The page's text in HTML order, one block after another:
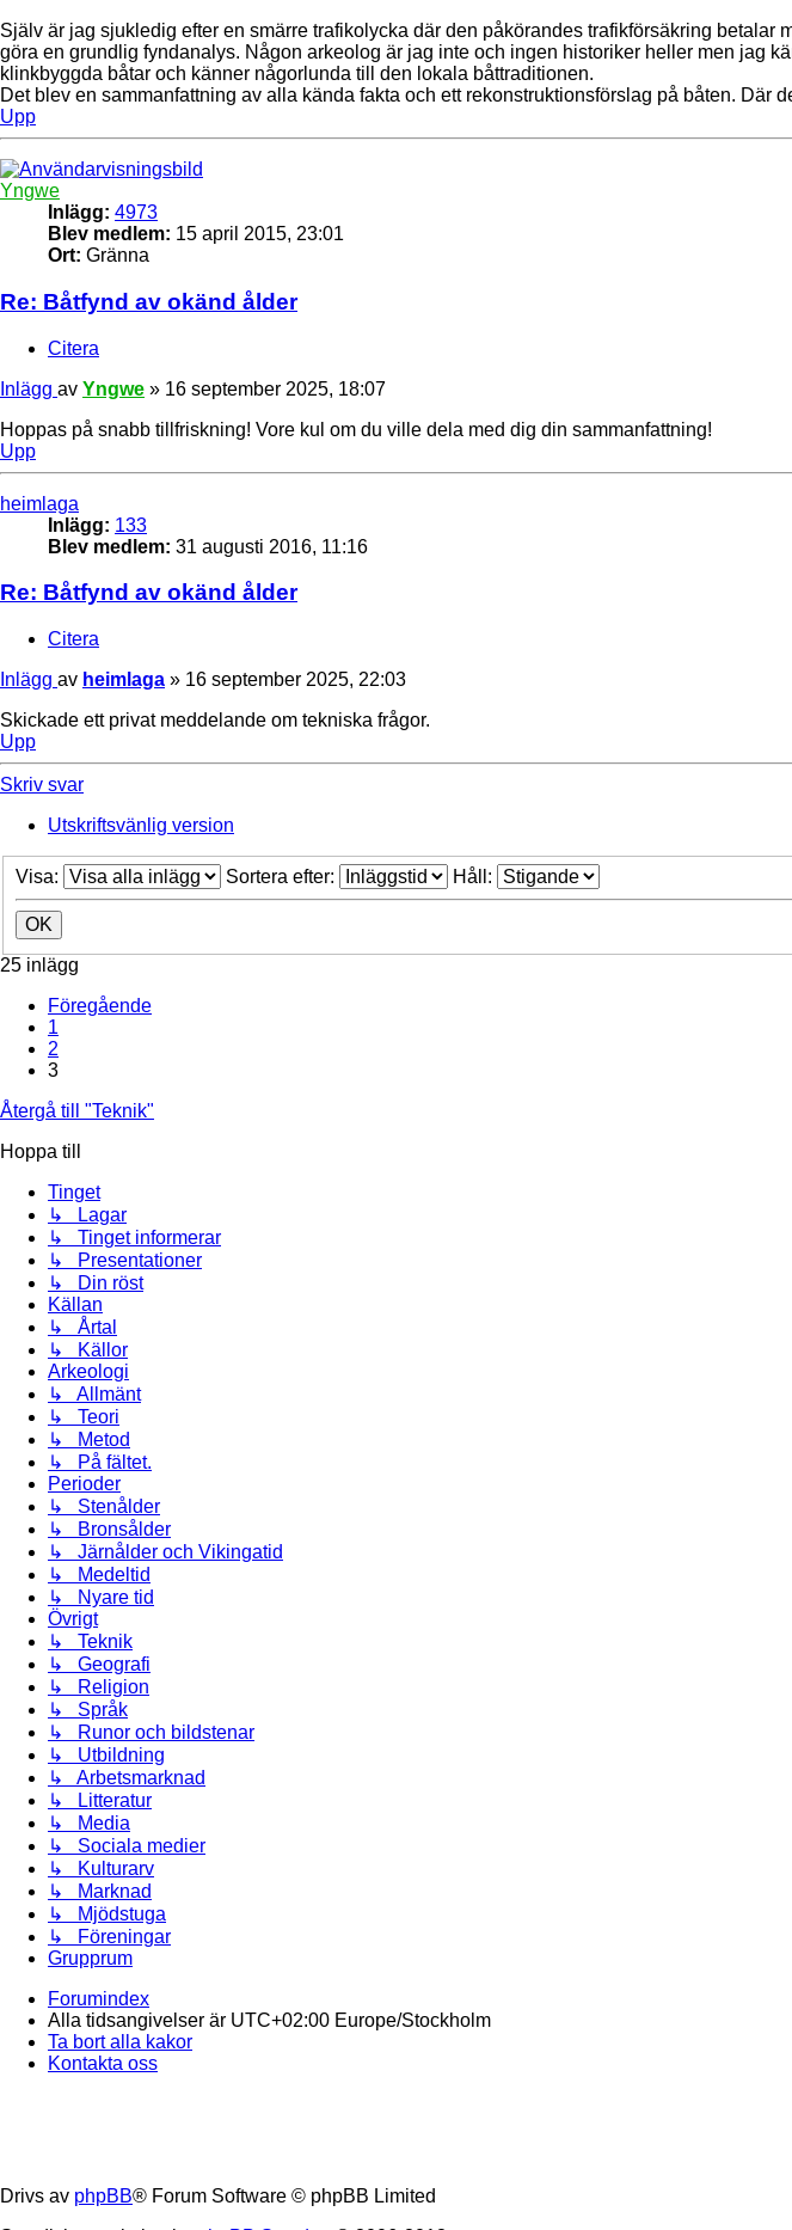
Själv är jag sjukledig efter en smärre trafikolycka där den påkörandes trafikförsäkring
göra en grundlig fyndanalys. Någon arkeolog är jag inte och ingen historiker heller men jag
klinkbyggda båtar och känner någorlunda till den lokala båttraditionen.
Det blev en sammanfattning av alla kända fakta och ett rekonstruktionsförslag på båten. Där
Upp
Yngwe
Inlägg: 4973
Blev medlem: 15 april 2015, 23:01
Ort: Gränna
Re: Båtfynd av okänd ålder
Citera
Inlägg av Yngwe » 16 september 2025, 18:07
Hoppas på snabb tillfriskning! Vore kul om du ville dela med dig din sammanfattning!
Upp
heimlaga
Inlägg: 133
Blev medlem: 31 augusti 2016, 11:16
Re: Båtfynd av okänd ålder
Citera
Inlägg av heimlaga » 16 september 2025, 22:03
Skickade ett privat meddelande om tekniska frågor.
Upp
Skriv svar
Utskriftsvänlig version
Visa: Sortera efter: Håll:
25 inlägg
Föregående
1
2
3
Återgå till "Teknik"
Hoppa till
Tinget
↳ Lagar
↳ Tinget informerar
↳ Presentationer
↳ Din röst
Källan
↳ Årtal
↳ Källor
Arkeologi
↳ Allmänt
↳ Teori
↳ Metod
↳ På fältet.
Perioder
↳ Stenålder
↳ Bronsålder
↳ Järnålder och Vikingatid
↳ Medeltid
↳ Nyare tid
Övrigt
↳ Teknik
↳ Geografi
↳ Religion
↳ Språk
↳ Runor och bildstenar
↳ Utbildning
↳ Arbetsmarknad
↳ Litteratur
↳ Media
↳ Sociala medier
↳ Kulturarv
↳ Marknad
↳ Mjödstuga
↳ Föreningar
Grupprum
Forumindex
Alla tidsangivelser är UTC+02:00 Europe/Stockholm
Ta bort alla kakor
Kontakta oss
Drivs av phpBB® Forum Software © phpBB Limited